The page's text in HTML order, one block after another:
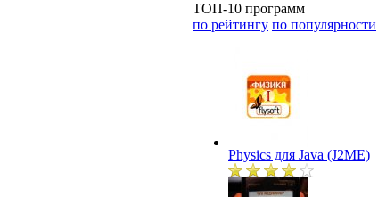
ТОП-10 программ
по рейтингу по популярности
Physics для Java (J2ME)